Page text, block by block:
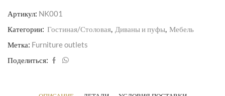
Артикул: NK001
Категории: Гостиная/Столовая, Диваны и пуфы, Мебель
Метка: Furniture outlets
Поделиться: